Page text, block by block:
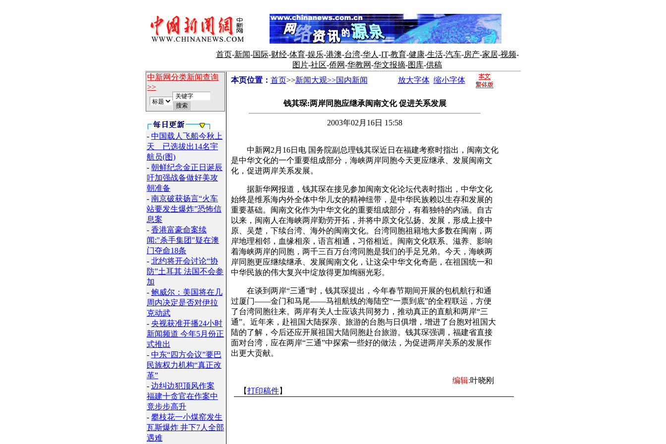
首页-新闻-国际-财经-体育-娱乐-港澳-台湾-华人 -IT-教育-健康-生活-汽车-房产-家居-视频-
图片-社区-侨网-华教网-华文报摘-图库-供稿
中新网分类新闻查询
>>
- 中国载人飞船今秋上
天 已选拔出14名宇
航员(图)
- 朝鲜纪念金正日诞辰
吁加强战备做好美攻
朝准备
- 南京破获扬言“火车
站要发生爆炸”恐怖信
息案
- 香港富豪命案续
闻:"杀手集团"疑在澳
门夺命18条
- 北约将开会讨论“协
防”土耳其 法国不会参
加
- 鲍威尔：美国将在几
周内决定是否对伊拉
克动武
- 央视获准开播24小时
新闻频道 今年5月份正
式推出
- 中东“四方会议”要巴
民族权力机构“真正改
革”
- 边纠边犯顶风作案
福建十贪官在作案中
竟步步高升
- 攀枝花一小煤窑发生
瓦斯爆炸 井下7人全部
遇难
本页位置： 首页>>新闻大观>>国内新闻 放大字体 缩小字体
钱其琛:两岸同胞应继承闽南文化 促进关系发展
2003年02月16日 15:58
中新网2月16日电 国务院副总理钱其琛近日在福建考察时指出，闽南文化
是中华文化的一个重要组成部分，海峡两岸同胞今天更应继承、发展闽南文
化，促进两岸关系发展。
据新华网报道，钱其琛在接见参加闽南文化论坛代表时指出，中华文化
始终是维系海内外全体中华儿女的精神纽带，是中华民族赖以生存和发展的
重要基础。闽南文化作为中华文化的重要组成部分，有着独特的内涵。自古
以来，闽南人在海峡两岸勤劳开拓，并将中原文化弘扬、发展，形成上接中
原、吴楚，下续台湾、海外的闽南文化。台湾同胞祖籍地大多数在闽南，两
岸地理相邻，血缘相亲，语言相通，习俗相近。闽南文化联系、滋养、影响
着海峡两岸的同胞，两千三百万台湾同胞是我们的手足兄弟。今天，海峡两
岸同胞更应继续继承、发展闽南文化，让这朵中华文化奇葩，在祖国统一和
中华民族的伟大复兴中绽放得更加绚丽光彩。
在谈到两岸“三通”时，钱其琛提出，今年春节期间开展的包机航行和通
过厦门——金门和马尾——马祖航线的海陆空“一票到底”的全程联运，方便
了台湾同胞往来。两岸有关人士应该共同努力，推动真正的直航和两岸“三
通”。近年来，赴祖国大陆探亲、旅游的台胞与日俱增，增进了台胞对祖国大
陆的了解，今后还应开展祖国大陆同胞赴台旅游。钱其琛强调，福建省直接
面对台湾，应在两岸“三通”中探索一些好的做法，为促进两岸关系的发展作
出更大贡献。
编辑:叶晓刚
【打印稿件】